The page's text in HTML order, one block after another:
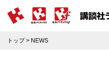
トップ> NEWS